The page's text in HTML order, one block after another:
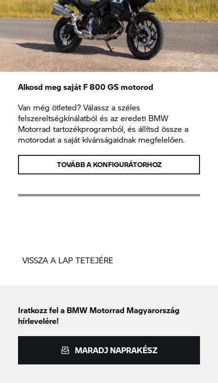
Alkosd meg saját F 800 GSmotorod
Van még ötleted? Válassz a széles
felszereltségkínálatból és az eredeti BMW
Motorrad tartozékprogramból, és állítsd össze a
motorodat a saját kívánságaidnak megfelelően.
TOVÁBB A KONFIGURÁTORHOZ
VISSZA A LAP TETEJÉRE
Iratkozz fel a BMW Motorrad Magyarország
hírlevelére!
MARADJ NAPRAKÉSZ